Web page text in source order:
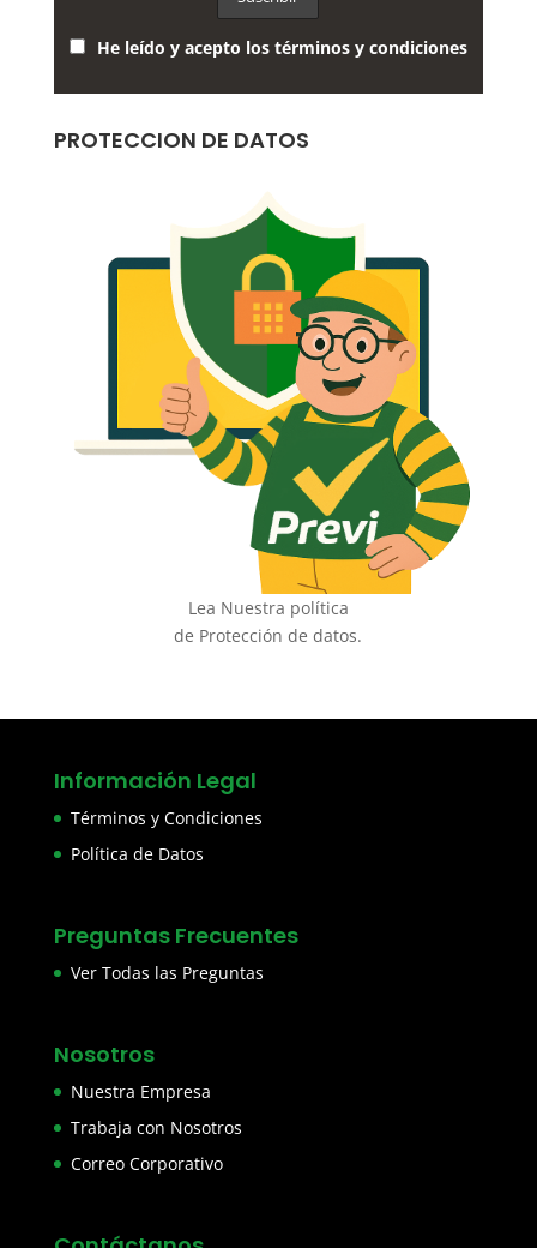
He leído y acepto los términos y condiciones
PROTECCION DE DATOS
Lea Nuestra política
de Protección de datos.
Información Legal
Términos y Condiciones
Política de Datos
Preguntas Frecuentes
Ver Todas las Preguntas
Nosotros
Nuestra Empresa
Trabaja con Nosotros
Correo Corporativo